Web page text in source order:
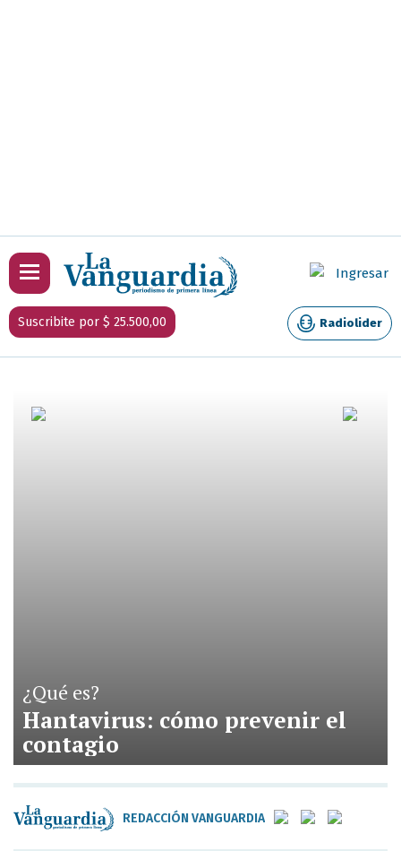
Ingresar
Suscribite por $ 25.500,00 Radiolider
¿Qué es?
Hantavirus: cómo prevenir el
contagio
REDACCIÓN VANGUARDIA